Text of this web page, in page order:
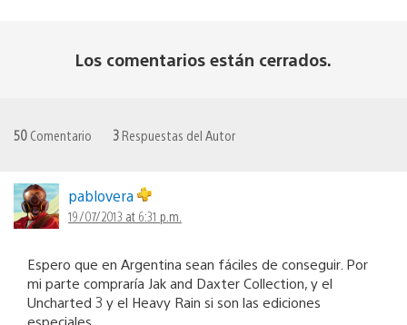
Los comentarios están cerrados.
50 Comentario 3 Respuestas del Autor
pablovera
19/07/2013 at 6:31 p.m.
Espero que en Argentina sean fáciles de conseguir. Por
mi parte compraría Jak and Daxter Collection, y el
Uncharted 3 y el Heavy Rain si son las ediciones
especiales.